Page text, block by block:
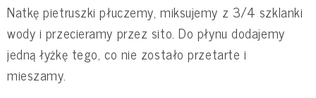
Natkę pietruszki płuczemy, miksujemy z 3/4 szklanki
wody i przecieramy przez sito. Do płynu dodajemy
jedną łyżkę tego, co nie zostało przetarte i
mieszamy.